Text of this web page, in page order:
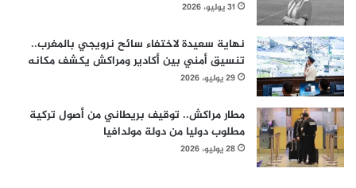
31 يوليو، 2026
نهاية سعيدة لاختفاء سائح نرويجي بالمغرب..
تنسيق أمني بين أكادير ومراكش يكشف مكانه
29 يوليو، 2026
مطار مراكش.. توقيف بريطاني من أصول تركية
مطلوب دوليا من دولة مولدافيا
28 يوليو، 2026